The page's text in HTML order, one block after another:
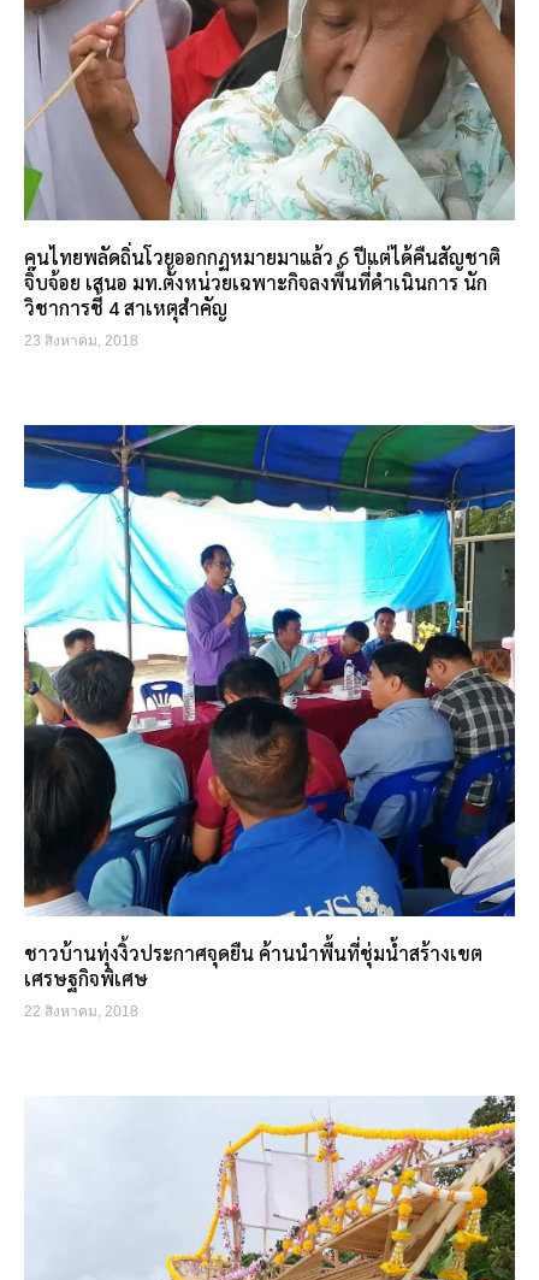
คนไทยพลัดถิ่นโวยออกกฏหมายมาแล้ว 6 ปีแต่ได้คืนสัญชาติ
จิ๊บจ้อย เสนอ มท.ตั้งหน่วยเฉพาะกิจลงพื้นที่ดำเนินการ นัก
วิชาการชี้ 4 สาเหตุสำคัญ
23 สิงหาคม, 2018
ชาวบ้านทุ่งงิ้วประกาศจุดยืน ค้านนำพื้นที่ชุ่มน้ำสร้างเขต
เศรษฐกิจพิเศษ
22 สิงหาคม, 2018